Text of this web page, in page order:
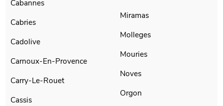
Cabannes
Cabries
Cadolive
Carnoux-En-Provence
Carry-Le-Rouet
Cassis
Miramas
Molleges
Mouries
Noves
Orgon